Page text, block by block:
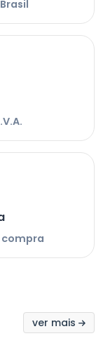
ver mais